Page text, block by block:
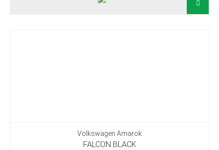
Volkswagen Amarok
FALCON BLACK